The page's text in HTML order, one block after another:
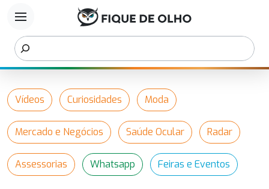
menu
Vídeos Curiosidades Moda
Mercado e Negócios Saúde Ocular Radar
Assessorias Whatsapp Feiras e Eventos